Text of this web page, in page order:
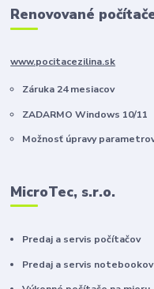
Renovované
www.pocitacezilina.sk
Záruka 24 mesiacov
ZADARMO Windows 10/11
Možnosť úpravy
MicroTec, s.r.o.
Predaj a servis počítačov
Predaj a servis notebookov